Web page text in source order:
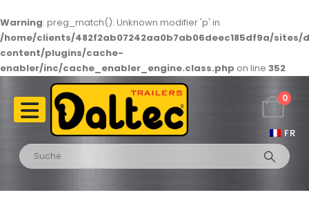
Warning: preg_match(): Unknown modifier 'p' in
/home/clients/482f2ab07242aa0b7ab06deec185df9a/
content/plugins/cache-
enabler/inc/cache_enabler_engine.class.php on line 352
FR
0